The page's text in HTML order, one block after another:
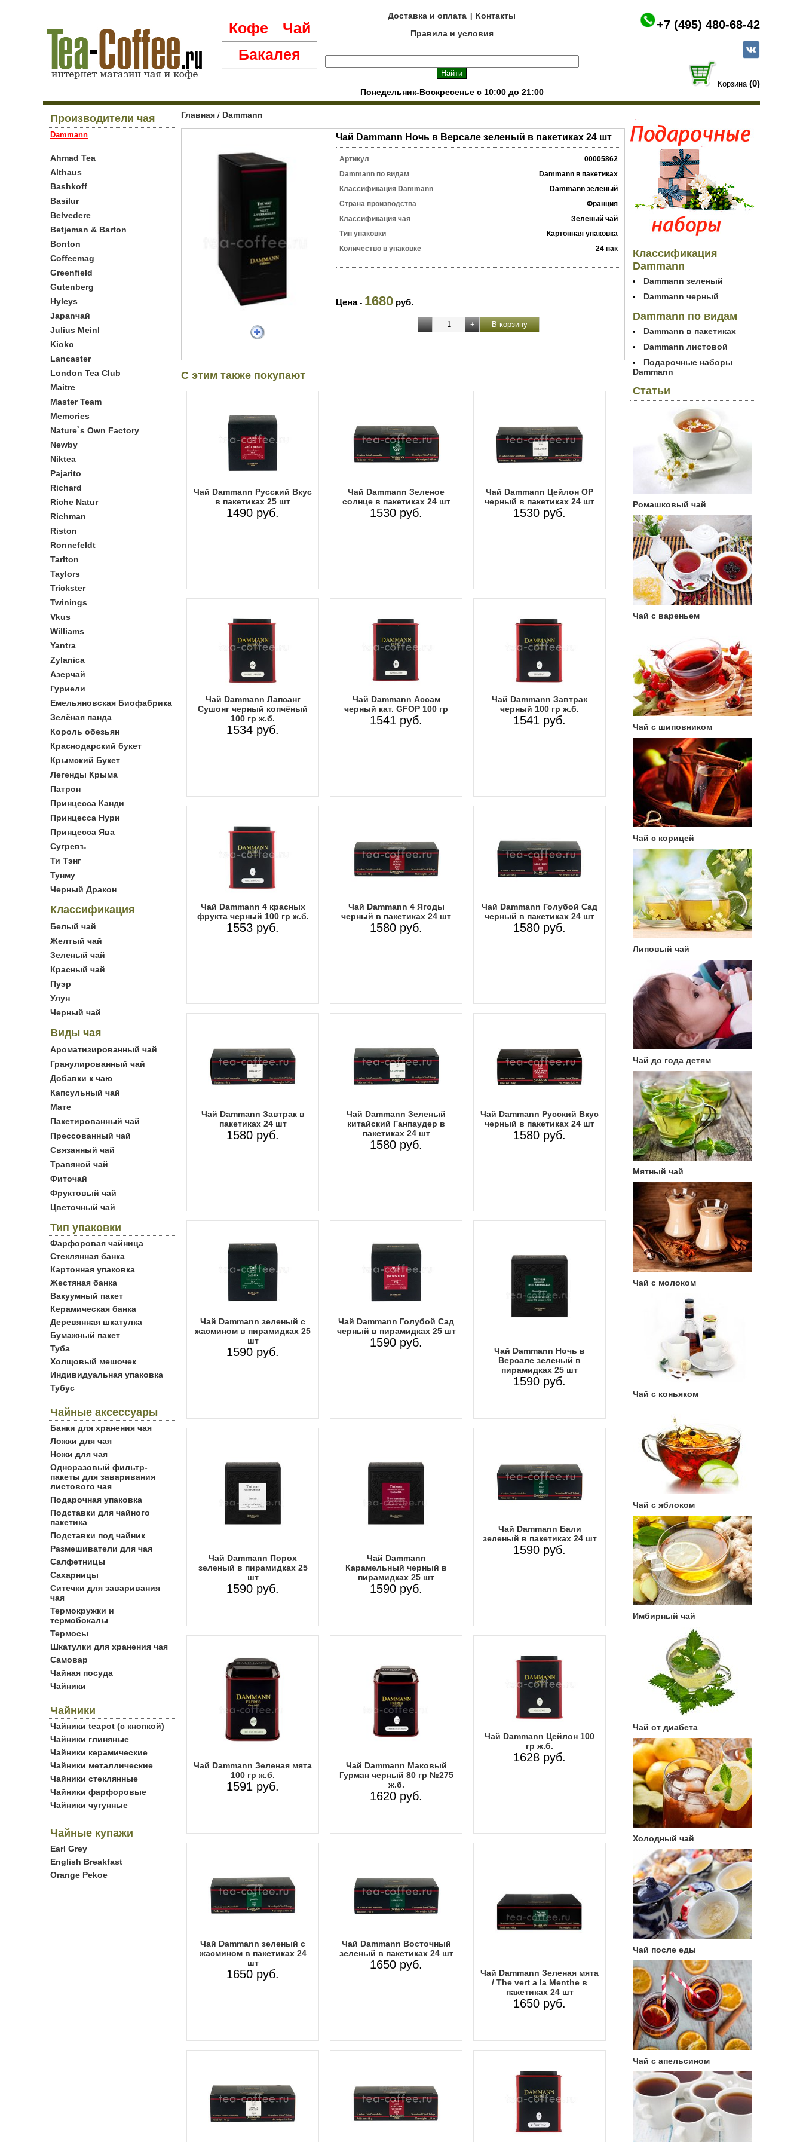
Кофе
Чай
Бакалея
Доставка и оплата
Контакты
Правила и условия
Понедельник-Воскресенье с 10:00 до 21:00
+7 (495) 480-68-42
Корзина (0)
Производители чая
Dammann
Ahmad Tea
Althaus
Bashkoff
Basilur
Belvedere
Betjeman & Barton
Bonton
Coffeemag
Greenfield
Gutenberg
Hyleys
Japanчай
Julius Meinl
Kioko
Lancaster
London Tea Club
Maitre
Master Team
Memories
Nature`s Own Factory
Newby
Niktea
Pajarito
Richard
Riche Natur
Richman
Riston
Ronnefeldt
Tarlton
Taylors
Trickster
Twinings
Vkus
Williams
Yantra
Zylanica
Азерчай
Гуриели
Емельяновская Биофабрика
Зелёная панда
Король обезьян
Краснодарский букет
Крымский Букет
Легенды Крыма
Патрон
Принцесса Канди
Принцесса Нури
Принцесса Ява
Сугревъ
Ти Тэнг
Тунму
Черный Дракон
Классификация
Белый чай
Желтый чай
Зеленый чай
Красный чай
Пуэр
Улун
Черный чай
Виды чая
Ароматизированный чай
Гранулированный чай
Добавки к чаю
Капсульный чай
Мате
Пакетированный чай
Прессованный чай
Связанный чай
Травяной чай
Фиточай
Фруктовый чай
Цветочный чай
Тип упаковки
Фарфоровая чайница
Стеклянная банка
Картонная упаковка
Жестяная банка
Вакуумный пакет
Керамическая банка
Деревянная шкатулка
Бумажный пакет
Туба
Холщовый мешочек
Индивидуальная упаковка
Тубус
Чайные аксессуары
Банки для хранения чая
Ложки для чая
Ножи для чая
Одноразовый фильтр-
пакеты для заваривания
листового чая
Подарочная упаковка
Подставки для чайного
пакетика
Подставки под чайник
Размешиватели для чая
Салфетницы
Сахарницы
Ситечки для заваривания
чая
Термокружки и
термобокалы
Термосы
Шкатулки для хранения чая
Самовар
Чайная посуда
Чайники
Чайники
Чайники teapot (с кнопкой)
Чайники глиняные
Чайники керамические
Чайники металлические
Чайники стеклянные
Чайники фарфоровые
Чайники чугунные
Чайные купажи
Earl Grey
English Breakfast
Orange Pekoe
Главная / Dammann
Чай Dammann Ночь в Версале зеленый в пакетиках 24 шт
Артикул
00005862
Dammann по видам
Dammann в пакетиках
Классификация Dammann
Dammann зеленый
Страна производства
Франция
Классификация чая
Зеленый чай
Тип упаковки
Картонная упаковка
Количество в упаковке
24 пак
Цена- 1680 руб.
С этим также покупают
Чай Dammann Русский Вкус
в пакетиках 25 шт
1490 руб.
Чай Dammann Зеленое
солнце в пакетиках 24 шт
1530 руб.
Чай Dammann Цейлон ОР
черный в пакетиках 24 шт
1530 руб.
Чай Dammann Лапсанг
Сушонг черный копчёный
100 гр ж.б.
1534 руб.
Чай Dammann Ассам
черный кат. GFOP 100 гр
1541 руб.
Чай Dammann Завтрак
черный 100 гр ж.б.
1541 руб.
Чай Dammann 4 красных
фрукта черный 100 гр ж.б.
1553 руб.
Чай Dammann 4 Ягоды
черный в пакетиках 24 шт
1580 руб.
Чай Dammann Голубой Сад
черный в пакетиках 24 шт
1580 руб.
Чай Dammann Завтрак в
пакетиках 24 шт
1580 руб.
Чай Dammann Зеленый
китайский Ганпаудер в
пакетиках 24 шт
1580 руб.
Чай Dammann Русский Вкус
черный в пакетиках 24 шт
1580 руб.
Чай Dammann зеленый с
жасмином в пирамидках 25
шт
1590 руб.
Чай Dammann Голубой Сад
черный в пирамидках 25 шт
1590 руб.
Чай Dammann Ночь в
Версале зеленый в
пирамидках 25 шт
1590 руб.
Чай Dammann Порох
зеленый в пирамидках 25
шт
1590 руб.
Чай Dammann
Карамельный черный в
пирамидках 25 шт
1590 руб.
Чай Dammann Бали
зеленый в пакетиках 24 шт
1590 руб.
Чай Dammann Зеленая мята
100 гр ж.б.
1591 руб.
Чай Dammann Маковый
Гурман черный 80 гр №275
ж.б.
1620 руб.
Чай Dammann Цейлон 100
гр ж.б.
1628 руб.
Чай Dammann зеленый с
жасмином в пакетиках 24
шт
1650 руб.
Чай Dammann Восточный
зеленый в пакетиках 24 шт
1650 руб.
Чай Dammann Зеленая мята
/ The vert a la Menthe в
пакетиках 24 шт
1650 руб.
Классификация
Dammann
Dammann зеленый
Dammann черный
Dammann по видам
Dammann в пакетиках
Dammann листовой
Подарочные наборы
Dammann
Статьи
Ромашковый чай
Чай с вареньем
Чай с шиповником
Чай с корицей
Липовый чай
Чай до года детям
Мятный чай
Чай с молоком
Чай с коньяком
Чай с яблоком
Имбирный чай
Чай от диабета
Холодный чай
Чай после еды
Чай с апельсином